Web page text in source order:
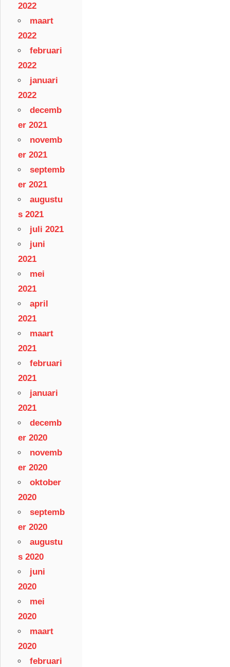
2022
maart
2022
februari
2022
januari
2022
decemb
er 2021
novemb
er 2021
septemb
er 2021
augustu
s 2021
juli 2021
juni
2021
mei
2021
april
2021
maart
2021
februari
2021
januari
2021
decemb
er 2020
novemb
er 2020
oktober
2020
septemb
er 2020
augustu
s 2020
juni
2020
mei
2020
maart
2020
februari